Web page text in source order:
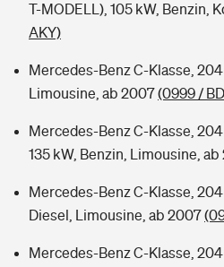
T-MODELL), 105 kW, Benzin,
AKY)
Mercedes-Benz C-Klasse,
Limousine, ab 2007(0999 /
Mercedes-Benz C-Klasse, 204
135 kW, Benzin, Limousine,
Mercedes-Benz C-Klasse, 204
Diesel, Limousine, ab 2007
Mercedes-Benz C-Klasse, 204